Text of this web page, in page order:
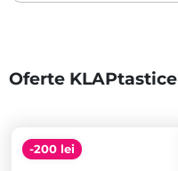
Oferte KLAPtastice
-200 lei